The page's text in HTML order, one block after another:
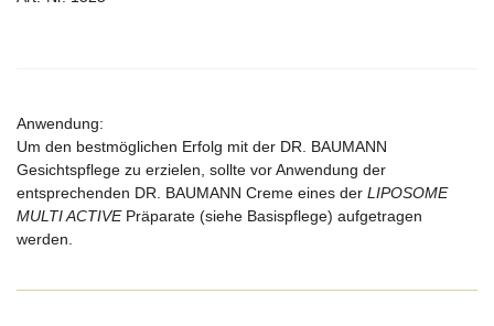
Anwendung:
Um den bestmöglichen Erfolg mit der DR. BAUMANN
Gesichtspflege zu erzielen, sollte vor Anwendung der
entsprechenden DR. BAUMANN Creme eines der LIPOSOME
MULTI ACTIVEPräparate (siehe Basispflege) aufgetragen
werden.